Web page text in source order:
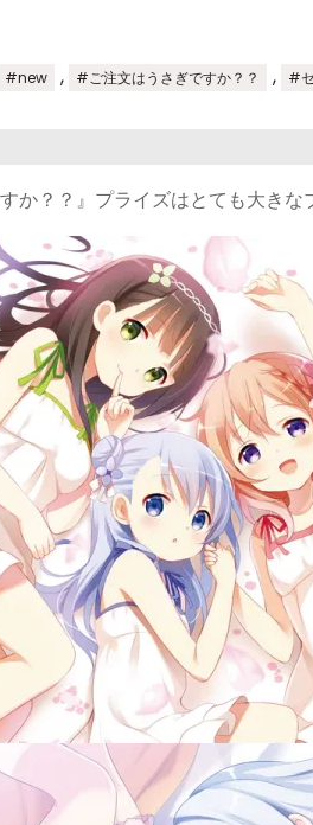
#new , #ご注文はうさぎですか？？ , #
か？？』プライズはとても大きな